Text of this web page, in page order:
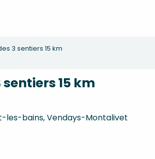
3 sentiers 15 km
15 km
les-bains, Vendays-Montalivet
aux favoris